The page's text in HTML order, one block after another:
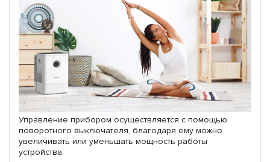
Управление прибором осуществляется с помощью
поворотного выключателя, благодаря ему можно
увеличивать или уменьшать мощность работы
устройства.